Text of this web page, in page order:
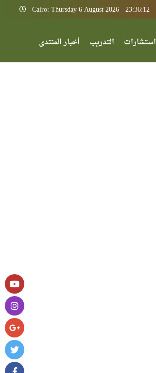
Cairo: Thursday 6 August 2026 - 23:36:12
استشارات التدريب أخبار المنتدى